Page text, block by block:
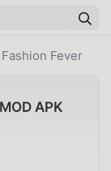
Fashion Fever
APK